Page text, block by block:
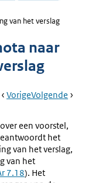
van het verslag
naar
Book
Ga
VorigePagina:
Voorlopig
Verslag
En
Memorie
Van
Ga
Volgende Pagina:
De
een voorstel,
het
van het verslag,
van het
7.18). Het